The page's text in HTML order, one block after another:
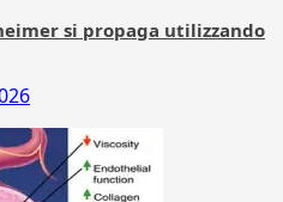
si propaga utilizzando